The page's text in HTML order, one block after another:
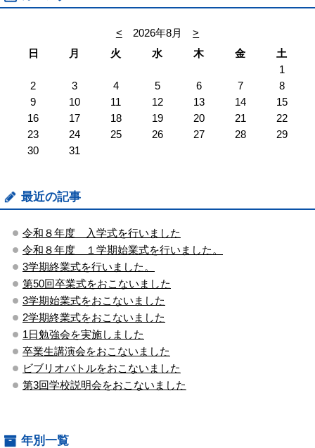
< 2026年8月
>
日
月 火 水 木 金
土
1
2
3 4 5 6 7
8
9
10 11 12 13 14
15
16
17 18 19 20 21
22
23
24 25 26 27 28
29
30
31
最近の記事
令和８年度 入学式を行いました
令和８年度 １学期始業式を行いました。
3学期終業式を行いました。
第50回卒業式をおこないました
3学期始業式をおこないました
2学期終業式をおこないました
1日勉強会を実施しました
卒業生講演会をおこないました
ビブリオバトルをおこないました
第3回学校説明会をおこないました
年別一覧